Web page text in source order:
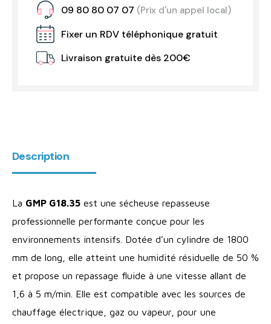
09 80 80 07 07 (Prix d'un appel local)
Fixer un RDV téléphonique gratuit
Livraison gratuite dès 200€
Description
La GMP G18.35est une sécheuse repasseuse
professionnelle performante conçue pour les
environnements intensifs. Dotée d’un cylindre de 1800
mm de long, elle atteint une humidité résiduelle de 50 %
et propose un repassage fluide à une vitesse allant de
1,6 à 5 m/min. Elle est compatible avec les sources de
chauffage électrique, gaz ou vapeur, pour une